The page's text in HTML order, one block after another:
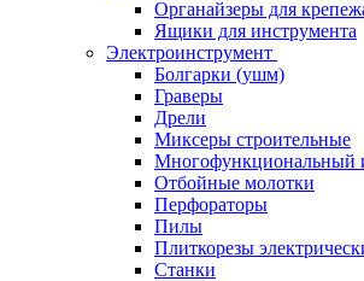
Органайзеры для
Ящики для инструмента
Электроинструмент
Болгарки (ушм)
Граверы
Дрели
Миксеры строительные
Многофункциональный
Отбойные молотки
Перфораторы
Пилы
Плиткорезы
Станки